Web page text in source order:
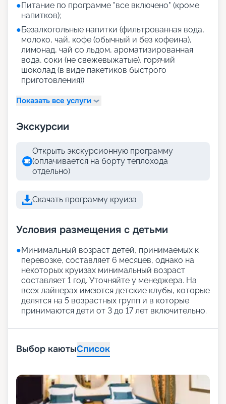
●Питание по программе "все включено" (кроме
напитков);
●Безалкогольные напитки (фильтрованная вода,
молоко, чай, кофе (обычный и без кофеина),
лимонад, чай со льдом, ароматизированная
вода, соки (не свежевыжатые), горячий
шоколад (в виде пакетиков быстрого
приготовления))
Показать все услуги
Экскурсии
Открыть экскурсионную программу
(оплачивается на борту теплохода
отдельно)
Скачать программу круиза
Условия размещения с детьми
●Минимальный возраст детей, принимаемых к
перевозке, составляет 6 месяцев, однако на
некоторых круизах минимальный возраст
составляет 1 год. Уточняйте у менеджера. На
всех лайнерах имеются детские клубы, которые
делятся на 5 возрастных групп и в которые
принимаются дети от 3 до 17 лет включительно.
Выбор каютыСписок